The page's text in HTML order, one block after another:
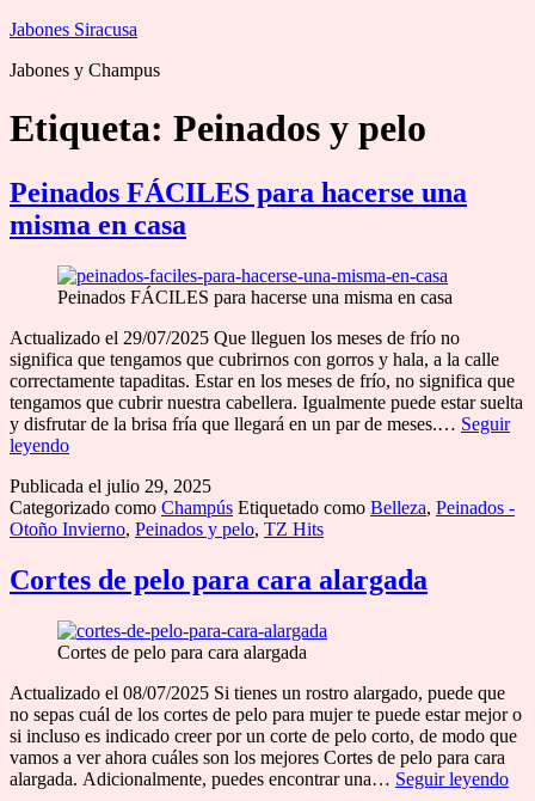
Saltar
contenido
Jabones Siracusa
Jabones y Champus
Etiqueta: Peinados y pelo
Peinados FÁCILES para hacerse una
misma en casa
Peinados FÁCILES para hacerse una misma en casa
Actualizado el 29/07/2025 Que lleguen los meses de frío no
significa que tengamos que cubrirnos con gorros y hala, a la calle
correctamente tapaditas. Estar en los meses de frío, no significa que
tengamos que cubrir nuestra cabellera. Igualmente puede estar suelta
y disfrutar de la brisa fría que llegará en un par de meses.… Seguir
leyendoPeinados
para
hacerse
una
en
casa
Publicada el julio 29, 2025
Categorizado como Champús Etiquetado como Belleza, Peinados -
Otoño Invierno, Peinados y pelo, TZ Hits
Cortes de pelo para cara alargada
Cortes de pelo para cara alargada
Actualizado el 08/07/2025 Si tienes un rostro alargado, puede que
no sepas cuál de los cortes de pelo para mujer te puede estar mejor o
si incluso es indicado creer por un corte de pelo corto, de modo que
vamos a ver ahora cuáles son los mejores Cortes de pelo para cara
alargada. Adicionalmente, puedes encontrar una… Seguir leyendo